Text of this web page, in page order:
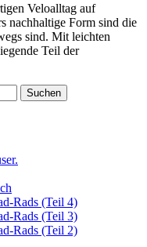
Veloalltag auf
nachhaltige Form sind die
sind. Mit leichten
Teil der
Rads (Teil 4)
Rads (Teil 3)
Rads (Teil 2)